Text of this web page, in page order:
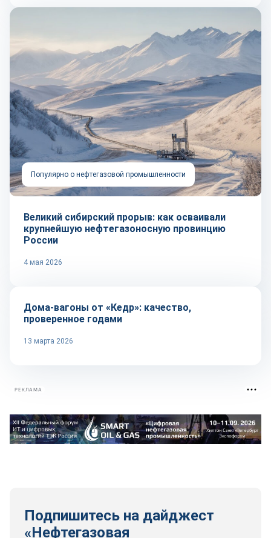
Популярно о нефтегазовой промышленности
Великий сибирский прорыв: как осваивали
крупнейшую нефтегазоносную провинцию
России
4 мая 2026
Репортаж
Дома-вагоны от «Кедр»: качество,
проверенное годами
13 марта 2026
РЕКЛАМА
Подпишитесь на дайджест
«Нефтегазовая